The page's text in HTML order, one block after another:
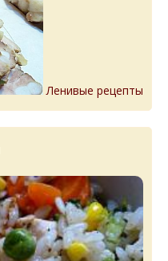
Ленивые рецепты